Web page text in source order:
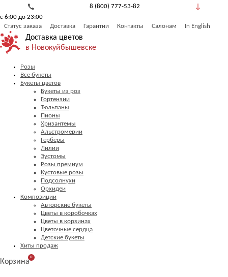
8 (800) 777-53-82
с 6:00 до 23:00
Статус заказа
Доставка Гарантии Контакты Салонам In English
Доставка цветов
в Новокуйбышевске
Розы
Все букеты
Букеты цветов
Букеты из роз
Гортензии
Тюльпаны
Пионы
Хризантемы
Альстромерии
Герберы
Лилии
Эустомы
Розы премиум
Кустовые розы
Подсолнухи
Орхидеи
Композиции
Авторские букеты
Цветы в коробочках
Цветы в корзинах
Цветочные сердца
Детские букеты
Хиты продаж
Корзина
0